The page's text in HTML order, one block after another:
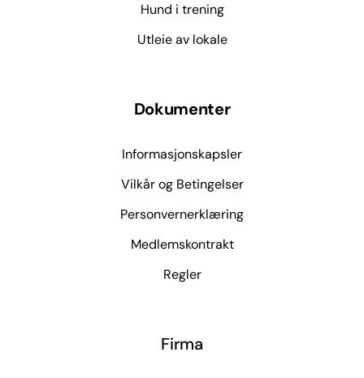
Hund i trening
Utleie av lokale
Dokumenter
Informasjonskapsler
Vilkår og Betingelser
Personvernerklæring
Medlemskontrakt
Regler
Firma